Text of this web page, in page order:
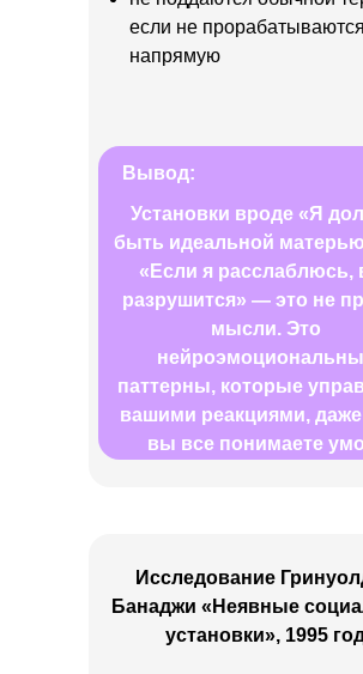
если не прорабатываются
напрямую
Вывод:
Установки вроде «Я
быть идеальной
«Если я расслаблюсь,
разрушится» — это не
мысли. Это
паттерны, которые
вашими реакциями, даже
вы все понимаете
Исследование
Банаджи «Неявные
установки», 1995